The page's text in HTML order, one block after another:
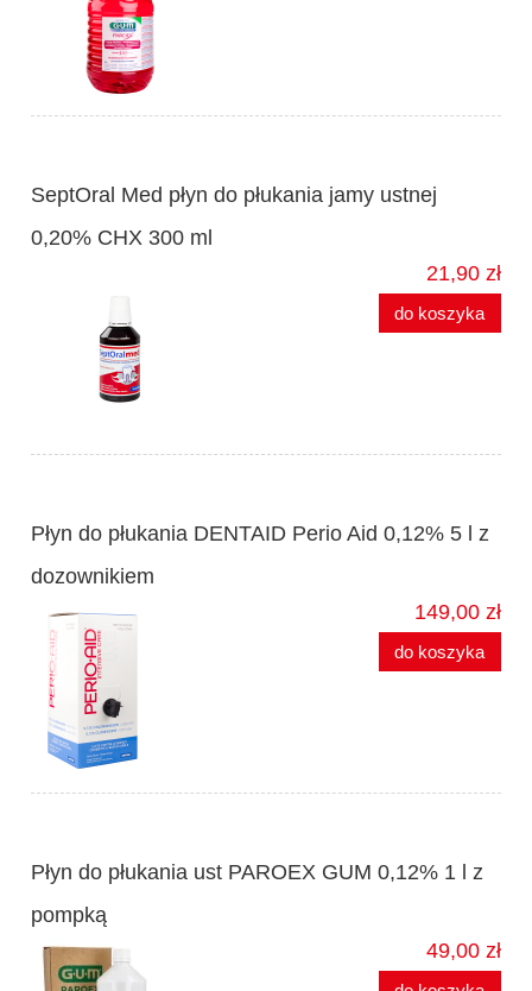
SeptOral Med płyn do płukania jamy ustnej
0,20% CHX 300 ml
21,90 zł
do koszyka
Płyn do płukania DENTAID Perio Aid 0,12% 5 l z
dozownikiem
149,00 zł
do koszyka
Płyn do płukania ust PAROEX GUM 0,12% 1 l z
pompką
49,00 zł